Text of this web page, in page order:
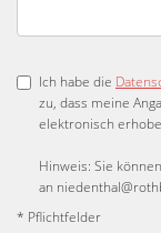
Ich habe die
zu, dass meine
elektronisch
Hinweis: Sie
an
* Pflichtfelder